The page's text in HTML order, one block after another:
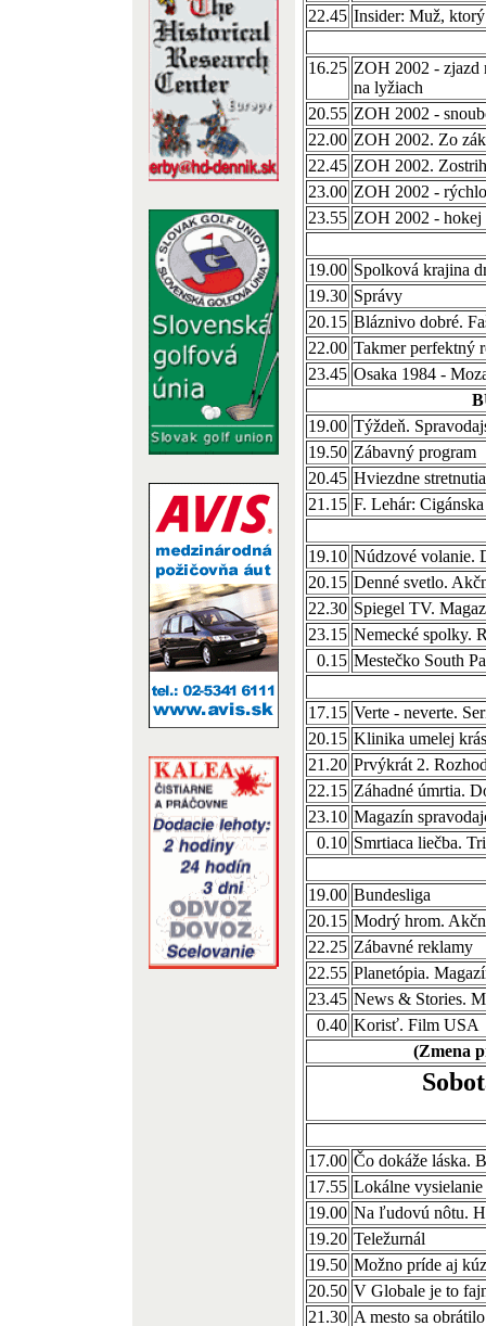
22.45 Insider: Muž,
16.25 ZOH 2002 - zjazd
na lyžiach
20.55 ZOH 2002 -
22.00 ZOH 2002. Zo
22.45 ZOH 2002.
23.00 ZOH 2002 -
23.55 ZOH 2002 - hokej
19.00 Spolková krajina
19.30 Správy
20.15 Bláznivo dobré.
22.00 Takmer perfektný
23.45 Osaka 1984 -
19.00 Týždeň.
19.50 Zábavný program
20.45 Hviezdne stretnutia
21.15 F. Lehár:
19.10 Núdzové volanie.
20.15 Denné svetlo.
22.30 Spiegel TV.
23.15 Nemecké spolky.
0.15 Mestečko South
17.15 Verte - neverte.
20.15 Klinika umelej
21.20 Prvýkrát 2.
22.15 Záhadné úmrtia.
23.10 Magazín
0.10 Smrtiaca liečba.
19.00 Bundesliga
20.15 Modrý hrom.
22.25 Zábavné reklamy
22.55 Planetópia.
23.45 News & Stories.
0.40 Korisť. Film USA
(Zmena
17.00 Čo dokáže láska.
17.55 Lokálne vysielanie
19.00 Na ľudovú nôtu.
19.20 Teležurnál
19.50 Možno príde aj
20.50 V Globale je to
21.30 A mesto sa